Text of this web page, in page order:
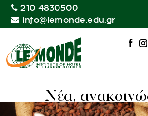
210 4830500
info@lemonde.edu.gr
Νέα,